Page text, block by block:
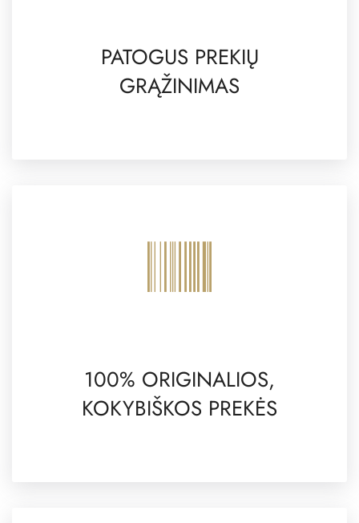
PATOGUS PREKIŲ
GRĄŽINIMAS
100% ORIGINALIOS,
KOKYBIŠKOS PREKĖS